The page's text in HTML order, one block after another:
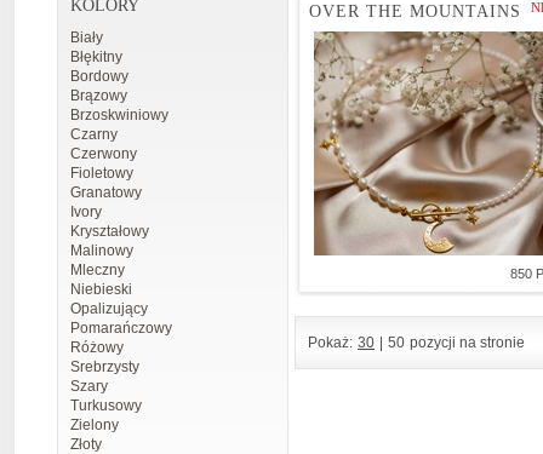
KOLORY
Biały
Błękitny
Bordowy
Brązowy
Brzoskwiniowy
Czarny
Czerwony
Fioletowy
Granatowy
Ivory
Kryształowy
Malinowy
Mleczny
Niebieski
Opalizujący
Pomarańczowy
Różowy
Srebrzysty
Szary
Turkusowy
Zielony
Złoty
OVER THE MOUNTAINS
850
Pokaż: 30 50 pozycji na stronie